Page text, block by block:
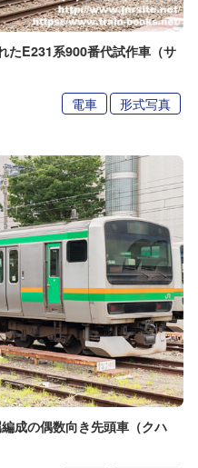
たE231系900番代試作車（サ
電車 形式写真
成の偶数向き先頭車（クハ